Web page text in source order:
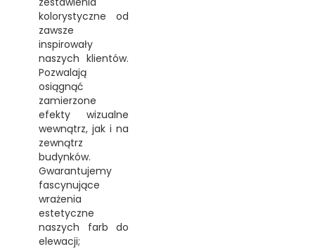
kolorystyczne od
zawsze
inspirowały
naszych klientów.
Pozwalają
osiągnąć
zamierzone
efekty wizualne
wewnątrz, jak i na
zewnątrz
budynków.
Gwarantujemy
fascynujące
wrażenia
estetyczne
naszych farb do
elewacji;